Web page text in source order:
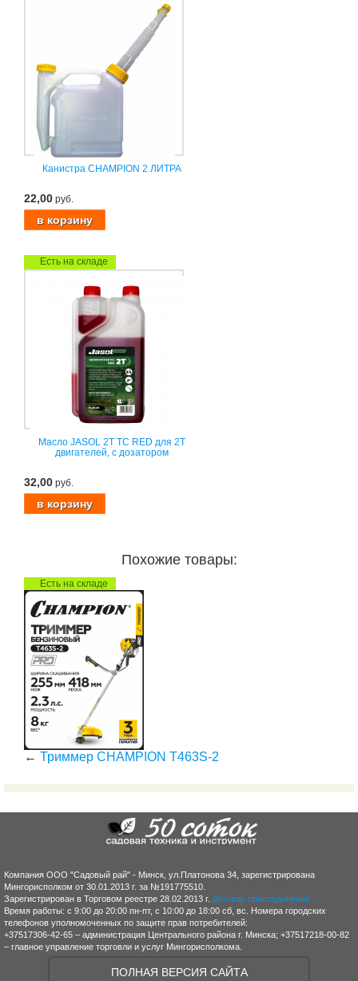
Канистра CHAMPION 2 ЛИТРА
22,00 руб.
Есть на складе
Масло JASOL 2T TC RED для 2Т
двигателей, с дозатором
32,00 руб.
Похожие товары:
Есть на складе
← Триммер CHAMPION T463S-2
Компания ООО "Садовый рай" - Минск, ул.Платонова 34, зарегистрирована
Мингорисполком от 30.01.2013 г. за №191775510.
Зарегистрирован в Торговом реестре 28.02.2013 г. Договор присоединения
Время работы: с 9:00 до 20:00 пн-пт, с 10:00 до 18:00 сб, вс. Номера городских
телефонов уполномоченных по защите прав потребителей:
+37517306-42-65 – администрация Центрального района г. Минска; +37517218-00-82
– главное управление торговли и услуг Мингорисполкома.
ПОЛНАЯ ВЕРСИЯ САЙТА